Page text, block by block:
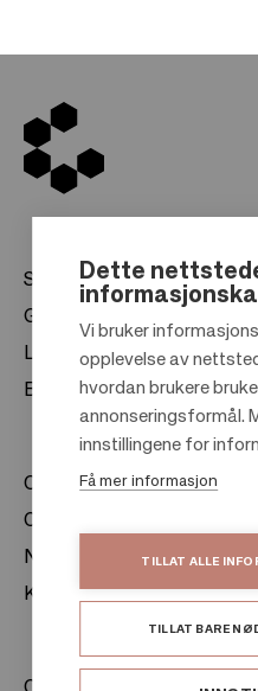
o
t
Senter
Gavekort
Leiekontakt
Bærekraft
Om oss
Citylife
Nyhetsrom
Kontakter
Dette
Vi bruker
opplevelse av
hvordan brukere
annonseringsformål.
innstillingene for
Få mer informasjon
TILLAT ALLE
TILLAT BARE